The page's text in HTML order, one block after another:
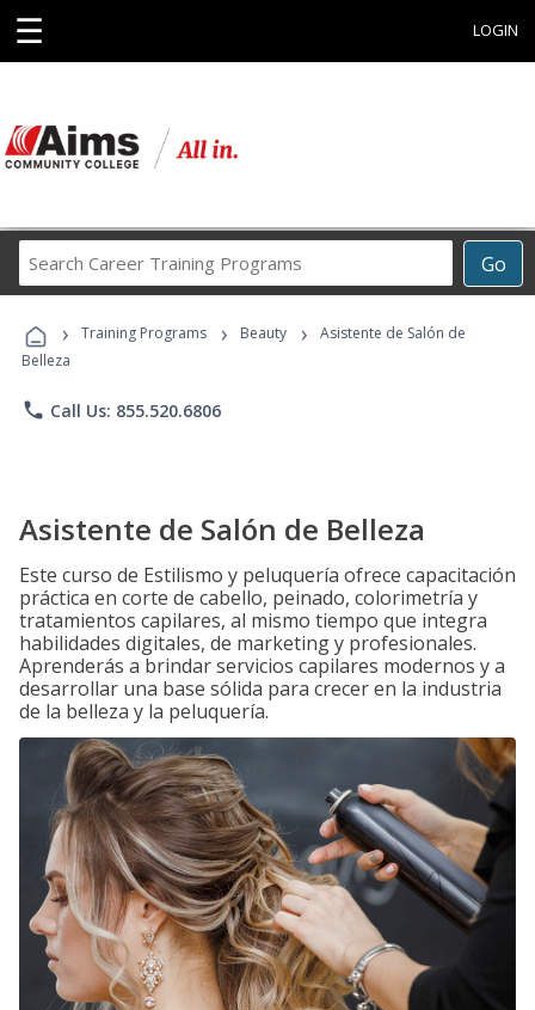
☰ LOGIN
Go
Career
Programs
› Training Programs › Beauty ›
Asistente de Salón de
Belleza
phone Call Us: 855.520.6806
Asistente de Salón de Belleza
Este curso de Estilismo y peluquería ofrece capacitación
práctica en corte de cabello, peinado, colorimetría y
tratamientos capilares, al mismo tiempo que integra
habilidades digitales, de marketing y profesionales.
Aprenderás a brindar servicios capilares modernos y a
desarrollar una base sólida para crecer en la industria
de la belleza y la peluquería.